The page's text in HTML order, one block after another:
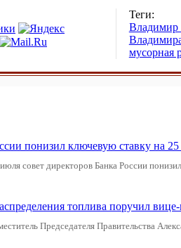
Теги:
Владимир
мусорная
понизил ключевую ставку на
совет директоров Банка России
топлива поручил
Председателя Правительства